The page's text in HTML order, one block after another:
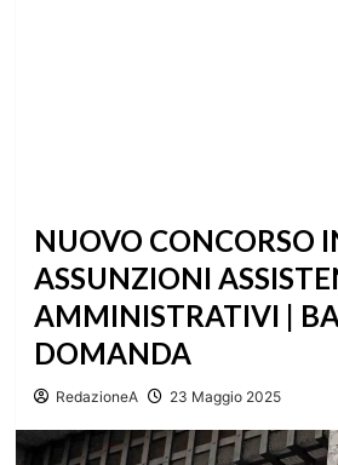
NUOVO CONCORSO
ASSUNZIONI
AMMINISTRATIVI |
DOMANDA
RedazioneA 23 Maggio 2025